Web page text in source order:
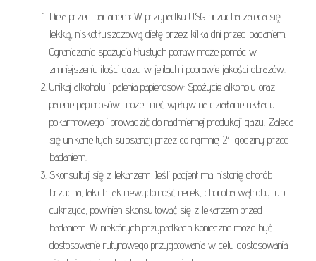
Dieta przed badaniem: W przypadku USG brzucha zaleca się
lekką, niskotłuszczową dietę przez kilka dni przed badaniem.
Ograniczenie spożycia tłustych potraw może pomóc w
zmniejszeniu ilości gazu w jelitach i poprawie jakości obrazów.
Unikaj alkoholu i palenia papierosów: Spożycie alkoholu oraz
palenie papierosów może mieć wpływ na działanie układu
pokarmowego i prowadzić do nadmiernej produkcji gazu. Zaleca
się unikanie tych substancji przez co najmniej 24 godziny przed
badaniem.
Skonsultuj się z lekarzem: Jeśli pacjent ma historię chorób
brzucha, takich jak niewydolność nerek, choroba wątroby lub
cukrzyca, powinien skonsultować się z lekarzem przed
badaniem. W niektórych przypadkach konieczne może być
dostosowanie rutynowego przygotowania w celu dostosowania